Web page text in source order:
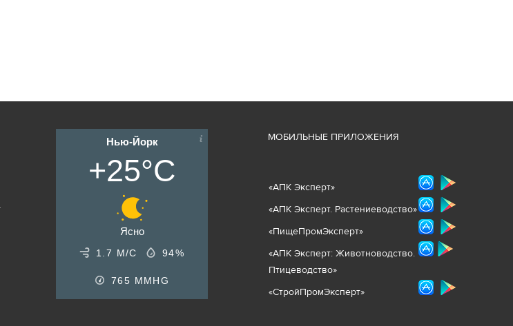
Нью-Йорк
+25°C
Ясно
1.7 М/С 94%
765 MMHG
МОБИЛЬНЫЕ ПРИЛОЖЕНИЯ
«АПК Эксперт»
«АПК Эксперт. Растениеводство»
«ПищеПромЭксперт»
«АПК Эксперт: Животноводство.
Птицеводство»
«СтройПромЭксперт»